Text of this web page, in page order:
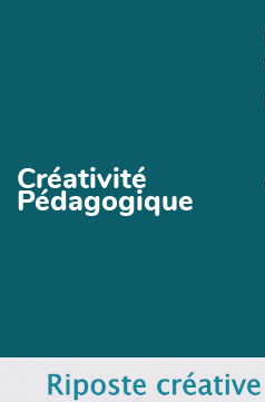
Créativité
Pédagogique